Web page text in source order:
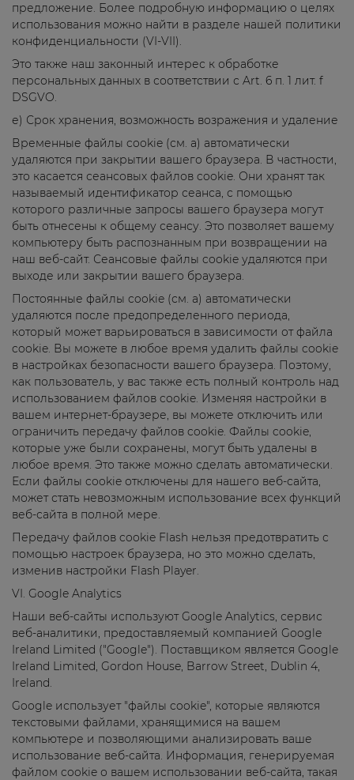
предложение. Более подробную информацию о целях
использования можно найти в разделе нашей политики
конфиденциальности (VI-VII).
Это также наш законный интерес к обработке
персональных данных в соответствии с Art. 6 п. 1 лит. f
DSGVO.
е) Срок хранения, возможность возражения и удаление
Временные файлы cookie (см. a) автоматически
удаляются при закрытии вашего браузера. В частности,
это касается сеансовых файлов cookie. Они хранят так
называемый идентификатор сеанса, с помощью
которого различные запросы вашего браузера могут
быть отнесены к общему сеансу. Это позволяет вашему
компьютеру быть распознанным при возвращении на
наш веб-сайт. Сеансовые файлы cookie удаляются при
выходе или закрытии вашего браузера.
Постоянные файлы cookie (см. a) автоматически
удаляются после предопределенного периода,
который может варьироваться в зависимости от файла
cookie. Вы можете в любое время удалить файлы cookie
в настройках безопасности вашего браузера. Поэтому,
как пользователь, у вас также есть полный контроль над
использованием файлов cookie. Изменяя настройки в
вашем интернет-браузере, вы можете отключить или
ограничить передачу файлов cookie. Файлы cookie,
которые уже были сохранены, могут быть удалены в
любое время. Это также можно сделать автоматически.
Если файлы cookie отключены для нашего веб-сайта,
может стать невозможным использование всех функций
веб-сайта в полной мере.
Передачу файлов cookie Flash нельзя предотвратить с
помощью настроек браузера, но это можно сделать,
изменив настройки Flash Player.
VI. Google Analytics
Наши веб-сайты используют Google Analytics, сервис
веб-аналитики, предоставляемый компанией Google
Ireland Limited ("Google"). Поставщиком является Google
Ireland Limited, Gordon House, Barrow Street, Dublin 4,
Ireland.
Google использует "файлы cookie", которые являются
текстовыми файлами, хранящимися на вашем
компьютере и позволяющими анализировать ваше
использование веб-сайта. Информация, генерируемая
файлом cookie о вашем использовании веб-сайта, такая